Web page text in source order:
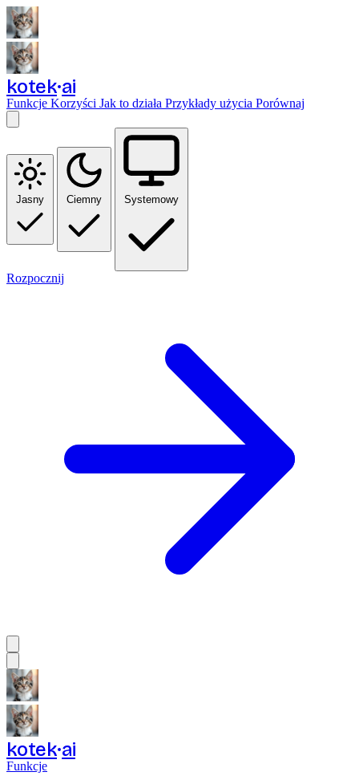
kotek ai
Funkcje Korzyści Jak to działa Przykłady użycia Porównaj
Jasny Ciemny Systemowy
Rozpocznij
kotek ai
Funkcje